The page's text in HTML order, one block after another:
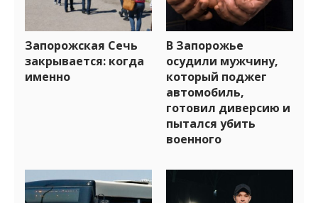
Запорожская Сечь
закрывается: когда
именно
В Запорожье
осудили мужчину,
который поджег
автомобиль,
готовил диверсию и
пытался убить
военного